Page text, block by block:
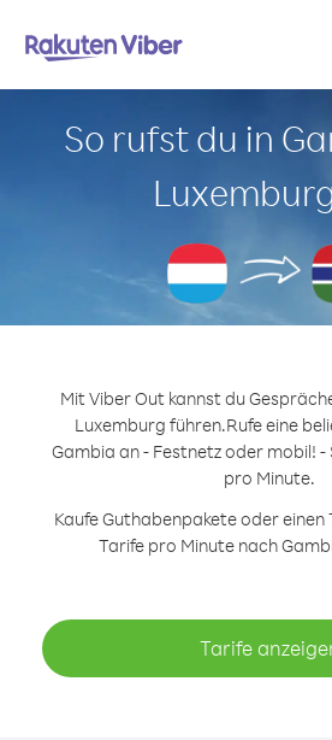
So rufst du in
Mit Viber Out kannst du
Luxemburg führen.Rufe eine
Gambia an - Festnetz oder mobil! -
pro Minute.
Kaufe Guthabenpakete oder einen
Tarife pro Minute nach
Tarife